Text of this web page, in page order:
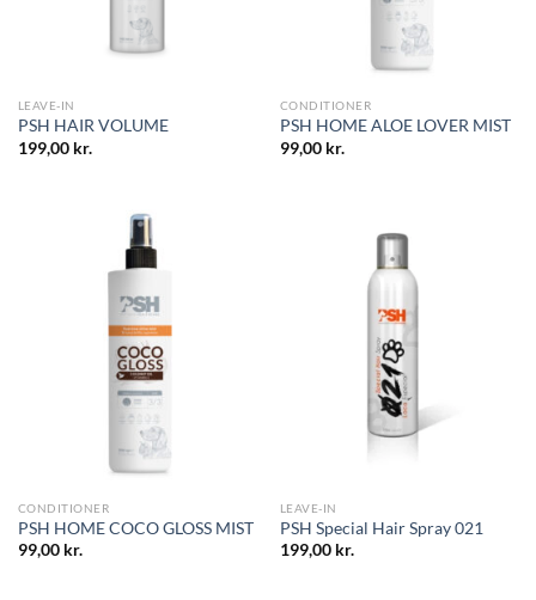
LEAVE-IN
PSH HAIR VOLUME
199,00 kr.
CONDITIONER
PSH HOME ALOE LOVER MIST
99,00 kr.
CONDITIONER
PSH HOME COCO GLOSS MIST
99,00 kr.
LEAVE-IN
PSH Special Hair Spray 021
199,00 kr.